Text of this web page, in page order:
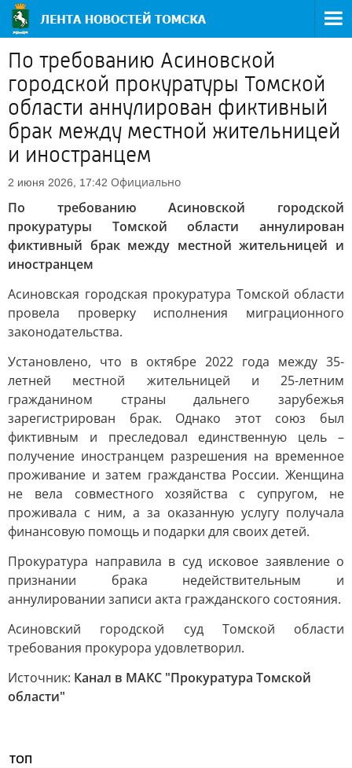
По требованию Асиновской
городской прокуратуры Томской
области аннулирован фиктивный
брак между местной жительницей
и иностранцем
2 июня 2026, 17:42 Официально
По требованию Асиновской городской
прокуратуры Томской области аннулирован
фиктивный брак между местной жительницей и
иностранцем
Асиновская городская прокуратура Томской области
провела проверку исполнения миграционного
законодательства.
Установлено, что в октябре 2022 года между 35-
летней местной жительницей и 25-летним
гражданином страны дальнего зарубежья
зарегистрирован брак. Однако этот союз был
фиктивным и преследовал единственную цель –
получение иностранцем разрешения на временное
проживание и затем гражданства России. Женщина
не вела совместного хозяйства с супругом, не
проживала с ним, а за оказанную услугу получала
финансовую помощь и подарки для своих детей.
Прокуратура направила в суд исковое заявление о
признании брака недействительным и
аннулировании записи акта гражданского состояния.
Асиновский городской суд Томской области
требования прокурора удовлетворил.
Источник: Канал в МАКС "Прокуратура Томской
области"
ТОП